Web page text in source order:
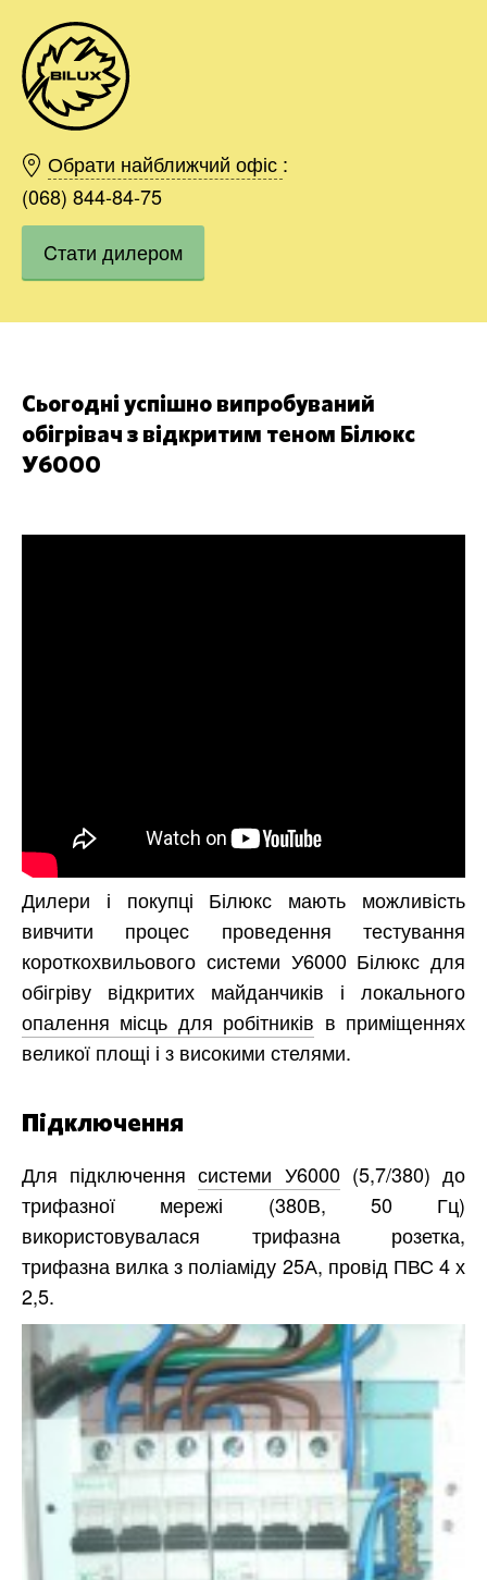
Обрати найближчий офіс :
(068) 844-84-75
Cтати дилером
Сьогодні успішно випробуваний
обігрівач з відкритим теном Білюкс
У6000
Дилери і покупці Білюкс мають можливість
вивчити процес проведення тестування
короткохвильового системи У6000 Білюкс для
обігріву відкритих майданчиків і локального
опалення місць для робітників в приміщеннях
великої площі і з високими стелями.
Підключення
Для підключеннясистеми У6000(5,7/380) до
трифазної мережі (380В, 50 Гц)
використовувалася трифазна розетка,
трифазна вилка з поліаміду 25А, провід ПВС 4 х
2,5.
Київ
Харків
Одесса
Дніпро
Івано-Франківськ
Область
Замовити